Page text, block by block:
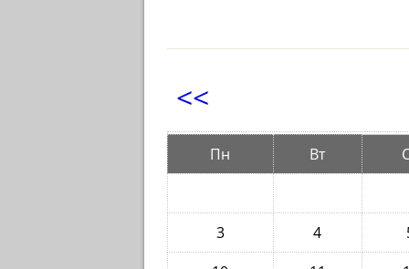
<<
Пн Вт
3
4